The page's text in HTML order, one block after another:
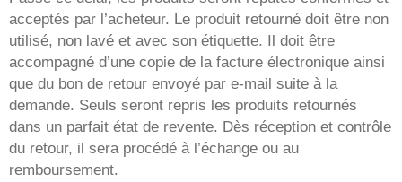
acceptés par l’acheteur. Le produit retourné doit être non
utilisé, non lavé et avec son étiquette. Il doit être
accompagné d’une copie de la facture électronique ainsi
que du bon de retour envoyé par e-mail suite à la
demande. Seuls seront repris les produits retournés
dans un parfait état de revente. Dès réception et contrôle
du retour, il sera procédé à l’échange ou au
remboursement.